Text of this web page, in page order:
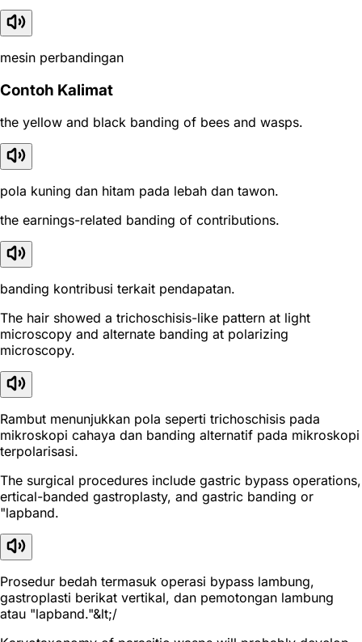
mesin perbandingan
Contoh Kalimat
the yellow and black banding of bees and wasps.
pola kuning dan hitam pada lebah dan tawon.
the earnings-related banding of contributions.
banding kontribusi terkait pendapatan.
The hair showed a trichoschisis-like pattern at light
microscopy and alternate banding at polarizing
microscopy.
Rambut menunjukkan pola seperti trichoschisis pada
mikroskopi cahaya dan banding alternatif pada mikroskopi
terpolarisasi.
The surgical procedures include gastric bypass operations,
ertical-banded gastroplasty, and gastric banding or
"lapband.
Prosedur bedah termasuk operasi bypass lambung,
gastroplasti berikat vertikal, dan pemotongan lambung
atau "lapband."&lt;/